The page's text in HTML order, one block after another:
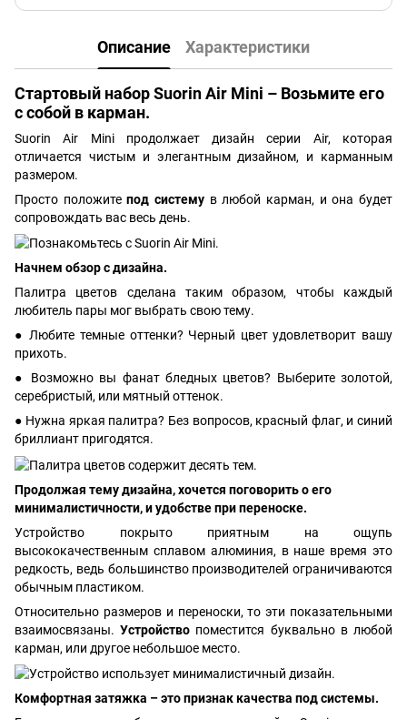
Описание Характеристики
Стартовый набор Suorin Air Mini – Возьмите его
с собой в карман.
Suorin Air Mini продолжает дизайн серии Air, которая
отличается чистым и элегантным дизайном, и карманным
размером.
Просто положитепод систему в любой карман, и она будет
сопровождать вас весь день.
Начнем обзор с дизайна.
Палитра цветов сделана таким образом, чтобы каждый
любитель пары мог выбрать свою тему.
● Любите темные оттенки? Черный цвет удовлетворит вашу
прихоть.
● Возможно вы фанат бледных цветов? Выберите золотой,
серебристый, или мятный оттенок.
● Нужна яркая палитра? Без вопросов, красный флаг, и синий
бриллиант пригодятся.
Продолжая тему дизайна, хочется поговорить о его
минималистичности, и удобстве при переноске.
Устройство покрыто приятным на ощупь
высококачественным сплавом алюминия, в наше время это
редкость, ведь большинство производителей ограничиваются
обычным пластиком.
Относительно размеров и переноски, то эти показательными
взаимосвязаны.Устройство поместится буквально в любой
карман, или другое небольшое место.
Комфортная затяжка – это признак качества под системы.